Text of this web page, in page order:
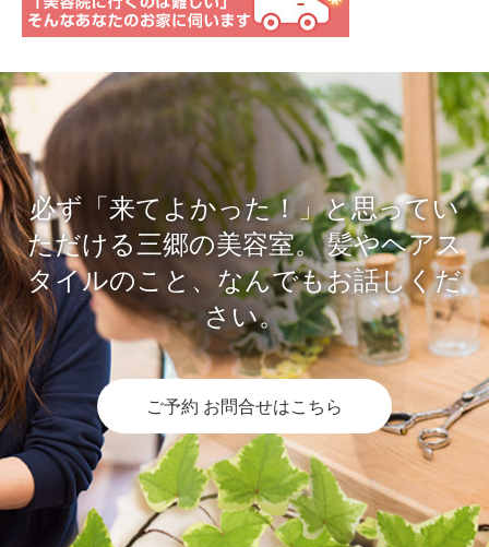
必ず「来てよかった！」と思ってい
ただける三郷の美容室。髪やヘアス
タイルのこと、なんでもお話しくだ
さい。
ご予約 お問合せはこちら